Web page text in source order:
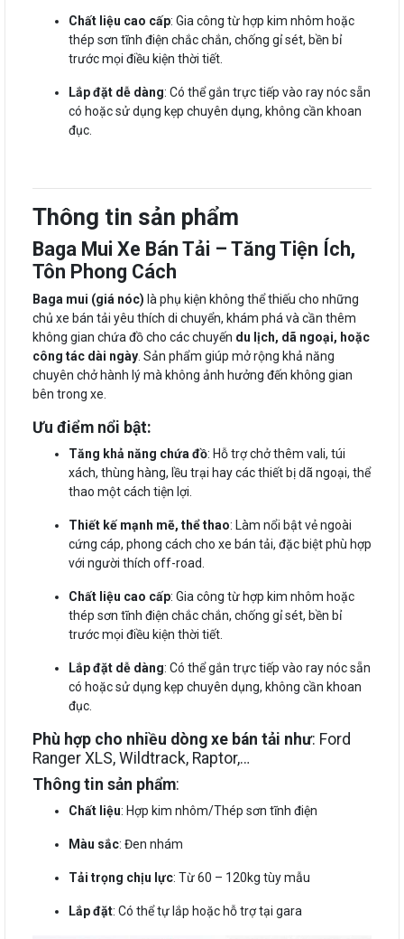
Chất liệu cao cấp: Gia công từ hợp kim nhôm hoặc
thép sơn tĩnh điện chắc chắn, chống gỉ sét, bền bỉ
trước mọi điều kiện thời tiết.
Lắp đặt dễ dàng: Có thể gắn trực tiếp vào ray nóc sẵn
có hoặc sử dụng kẹp chuyên dụng, không cần khoan
đục.
Thông tin sản phẩm
Baga Mui Xe Bán Tải – Tăng Tiện Ích,
Tôn Phong Cách
Baga mui (giá nóc) là phụ kiện không thể thiếu cho những
chủ xe bán tải yêu thích di chuyển, khám phá và cần thêm
không gian chứa đồ cho các chuyến du lịch, dã ngoại, hoặc
công tác dài ngày. Sản phẩm giúp mở rộng khả năng
chuyên chở hành lý mà không ảnh hưởng đến không gian
bên trong xe.
Ưu điểm nổi bật:
Tăng khả năng chứa đồ: Hỗ trợ chở thêm vali, túi
xách, thùng hàng, lều trại hay các thiết bị dã ngoại, thể
thao một cách tiện lợi.
Thiết kế mạnh mẽ, thể thao: Làm nổi bật vẻ ngoài
cứng cáp, phong cách cho xe bán tải, đặc biệt phù hợp
với người thích off-road.
Chất liệu cao cấp: Gia công từ hợp kim nhôm hoặc
thép sơn tĩnh điện chắc chắn, chống gỉ sét, bền bỉ
trước mọi điều kiện thời tiết.
Lắp đặt dễ dàng: Có thể gắn trực tiếp vào ray nóc sẵn
có hoặc sử dụng kẹp chuyên dụng, không cần khoan
đục.
Phù hợp cho nhiều dòng xe bán tải như: Ford
Ranger XLS, Wildtrack, Raptor,…
Thông tin sản phẩm:
Chất liệu: Hợp kim nhôm/Thép sơn tĩnh điện
Màu sắc: Đen nhám
Tải trọng chịu lực: Từ 60 – 120kg tùy mẫu
Lắp đặt: Có thể tự lắp hoặc hỗ trợ tại gara